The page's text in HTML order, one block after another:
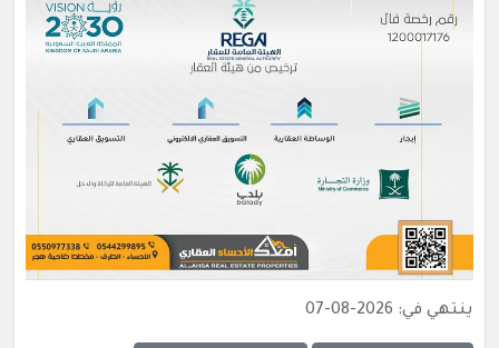
ينتهي في: 2026-08-07